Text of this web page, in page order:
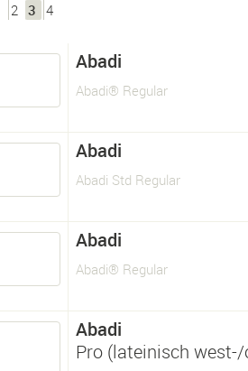
2 3 4
Abadi
Abadi® Regular
Abadi
Abadi Std Regular
Abadi
Abadi® Regular
Abadi
Pro (lateinisch